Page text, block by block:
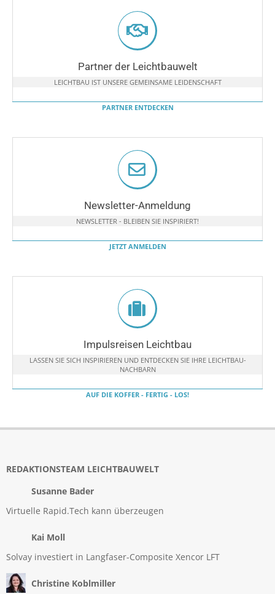
Partner der Leichtbauwelt
LEICHTBAU IST UNSERE GEMEINSAME LEIDENSCHAFT
PARTNER ENTDECKEN
Newsletter-Anmeldung
NEWSLETTER - BLEIBEN SIE INSPIRIERT!
JETZT ANMELDEN
Impulsreisen Leichtbau
LASSEN SIE SICH INSPIRIEREN UND ENTDECKEN SIE IHRE LEICHTBAU-
NACHBARN
AUF DIE KOFFER - FERTIG - LOS!
REDAKTIONSTEAM LEICHTBAUWELT
Susanne Bader
Virtuelle Rapid.Tech kann überzeugen
Kai Moll
Solvay investiert in Langfaser-Composite Xencor LFT
Christine Koblmiller